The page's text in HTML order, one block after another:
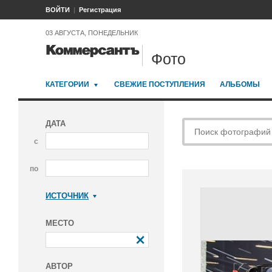
ВОЙТИ Регистрация
03 АВГУСТА, ПОНЕДЕЛЬНИК
Фото
КАТЕГОРИИ СВЕЖИЕ ПОСТУПЛЕНИЯ АЛЬБОМЫ
ДАТА
с
по
ИСТОЧНИК
МЕСТО
АВТОР